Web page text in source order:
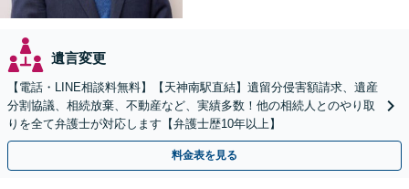
遺言変更
【電話・LINE相談料無料】【天神南駅直結】遺留分侵害額請求、遺産
分割協議、相続放棄、不動産など、実績多数！他の相続人とのやり取
りを全て弁護士が対応します【弁護士歴10年以上】
料金表を見る